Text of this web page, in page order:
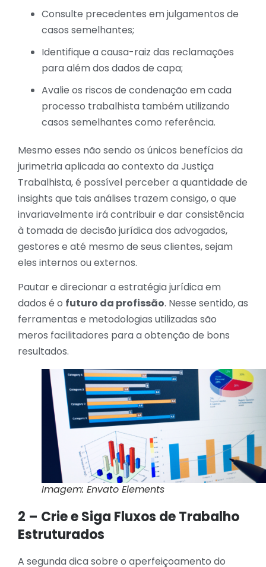
Consulte precedentes em julgamentos de
casos semelhantes;
Identifique a causa-raiz das reclamações
para além dos dados de capa;
Avalie os riscos de condenação em cada
processo trabalhista também utilizando
casos semelhantes como referência.
Mesmo esses não sendo os únicos benefícios da
jurimetria aplicada ao contexto da Justiça
Trabalhista, é possível perceber a quantidade de
insights que tais análises trazem consigo, o que
invariavelmente irá contribuir e dar consistência
à tomada de decisão jurídica dos advogados,
gestores e até mesmo de seus clientes, sejam
eles internos ou externos.
Pautar e direcionar a estratégia jurídica em
dados é o futuro da profissão. Nesse sentido, as
ferramentas e metodologias utilizadas são
meros facilitadores para a obtenção de bons
resultados.
Imagem: Envato Elements
2 – Crie e Siga Fluxos de Trabalho
Estruturados
A segunda dica sobre o aperfeiçoamento do